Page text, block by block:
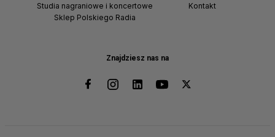
Znajdziesz nas na
Studia nagraniowe i koncertowe
Sklep Polskiego Radia
Kontakt